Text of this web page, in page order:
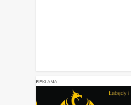
REKLAMA